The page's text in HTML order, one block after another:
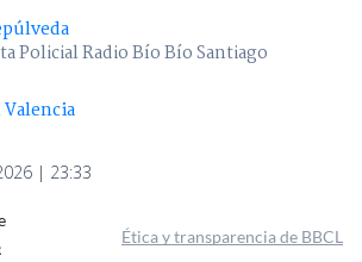
Policial Radio Bío Bío Santiago
Valencia
| 23:33
Ética y transparencia de BBCL